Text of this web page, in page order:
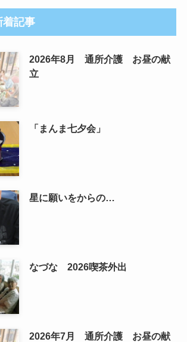
着記事
2026年8月 通所介護 お昼の献
立
「まんま七夕会」
星に願いをからの…
なづな 2026喫茶外出
2026年7月 通所介護 お昼の献